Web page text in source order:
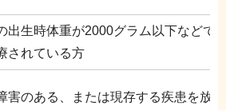
出生時体重が2000グラム以下などで
されている方
害のある、または現存する疾患を放